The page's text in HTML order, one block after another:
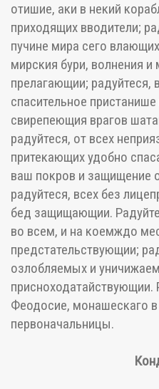
отишие, аки в некий
приходящих вводители;
пучине мира сего
мирския бури, волнения
прелагающии; радуйтеся,
спасительное
свирепеющия врагов
радуйтеся, от всех
притекающих удобно
ваш покров и защищение
радуйтеся, всех без
бед защищающии.
во всем, и на коемждо
предстательствующии;
озлобляемых и
присноходатайствующии.
Феодосие, монашескаго
первоначальницы.